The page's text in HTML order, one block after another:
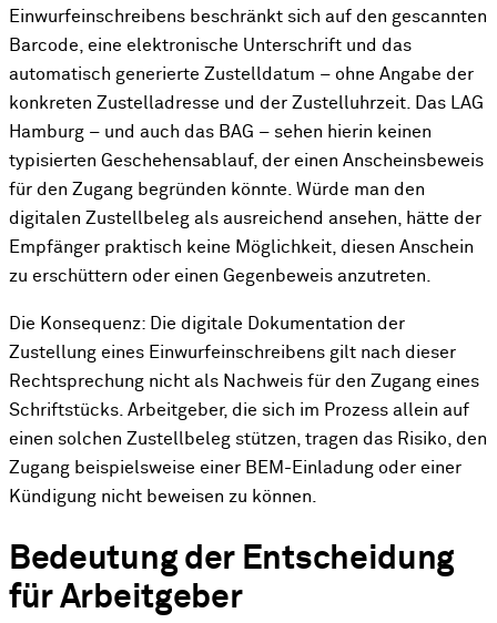
Einwurfeinschreibens beschränkt sich auf den gescannten
Barcode, eine elektronische Unterschrift und das
automatisch generierte Zustelldatum – ohne Angabe der
konkreten Zustelladresse und der Zustelluhrzeit. Das LAG
Hamburg – und auch das BAG – sehen hierin keinen
typisierten Geschehensablauf, der einen Anscheinsbeweis
für den Zugang begründen könnte. Würde man den
digitalen Zustellbeleg als ausreichend ansehen, hätte der
Empfänger praktisch keine Möglichkeit, diesen Anschein
zu erschüttern oder einen Gegenbeweis anzutreten.
Die Konsequenz: Die digitale Dokumentation der
Zustellung eines Einwurfeinschreibens gilt nach dieser
Rechtsprechung nicht als Nachweis für den Zugang eines
Schriftstücks. Arbeitgeber, die sich im Prozess allein auf
einen solchen Zustellbeleg stützen, tragen das Risiko, den
Zugang beispielsweise einer BEM-Einladung oder einer
Kündigung nicht beweisen zu können.
Bedeutung der Entscheidung
für Arbeitgeber